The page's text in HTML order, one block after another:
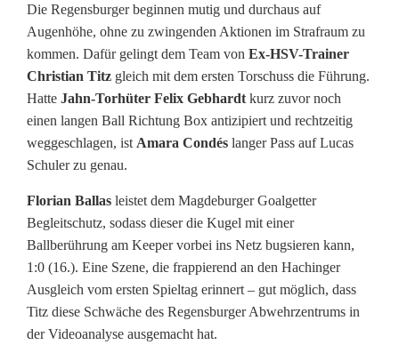
G
l
ü
c
k
e
g
e
n
Die Regensburger beginnen mutig und durchaus auf
Augenhöhe, ohne zu zwingenden Aktionen im Strafraum zu
kommen. Dafür gelingt dem Team von Ex-HSV-Trainer
Christian Titz gleich mit dem ersten Torschuss die Führung.
Hatte Jahn-Torhüter Felix Gebhardt kurz zuvor noch
einen langen Ball Richtung Box antizipiert und rechtzeitig
weggeschlagen, ist Amara Condés langer Pass auf Lucas
Schuler zu genau.
Florian Ballas leistet dem Magdeburger Goalgetter
Begleitschutz, sodass dieser die Kugel mit einer
Ballberührung am Keeper vorbei ins Netz bugsieren kann,
1:0 (16.). Eine Szene, die frappierend an den Hachinger
Ausgleich vom ersten Spieltag erinnert – gut möglich, dass
Titz diese Schwäche des Regensburger Abwehrzentrums in
der Videoanalyse ausgemacht hat.